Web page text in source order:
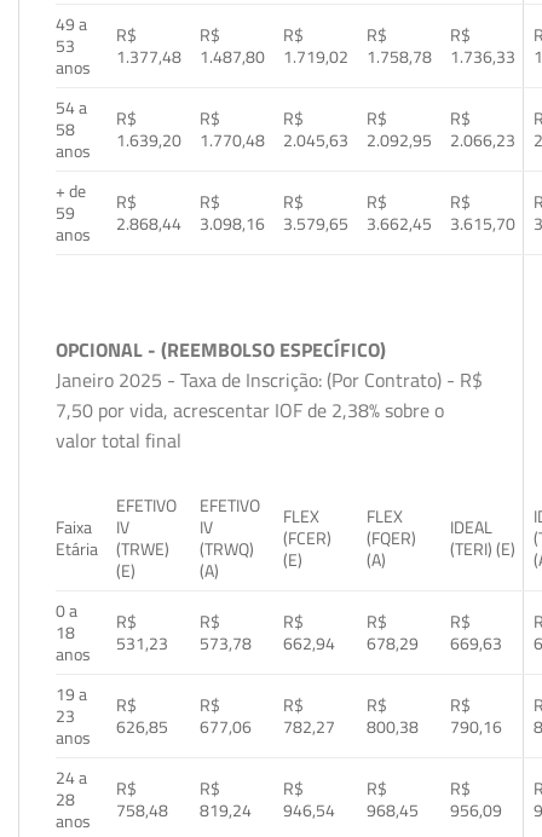
49 a
53
anos
R$
1.377,48
R$
1.487,80
R$
1.719,02
R$
1.758,78
R$
1.736,33
54 a
58
anos
R$
1.639,20
R$
1.770,48
R$
2.045,63
R$
2.092,95
R$
2.066,23
+ de
59
anos
R$
2.868,44
R$
3.098,16
R$
3.579,65
R$
3.662,45
R$
3.615,70
OPCIONAL - (REEMBOLSO ESPECÍFICO)
Janeiro 2025 - Taxa de Inscrição: (Por Contrato) - R$
7,50 por vida, acrescentar IOF de 2,38% sobre o
valor total final
Faixa
Etária
EFETIVO
IV
(TRWE)
(E)
EFETIVO
IV
(TRWQ)
(A)
FLEX
(FCER)
(E)
FLEX
(FQER)
(A)
IDEAL
(TERI) (E)
0 a
18
anos
R$
531,23
R$
573,78
R$
662,94
R$
678,29
R$
669,63
19 a
23
anos
R$
626,85
R$
677,06
R$
782,27
R$
800,38
R$
790,16
24 a
28
anos
R$
758,48
R$
819,24
R$
946,54
R$
968,45
R$
956,09